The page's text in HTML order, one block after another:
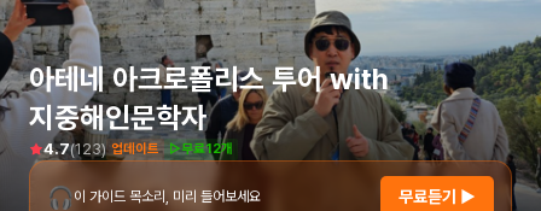
아테네 아크로폴리스 투어 with
지중해인문학자
4.7(123) 업데이트 ▷무료12개
🎧 이 가이드 목소리, 미리 들어보세요 무료듣기 ▶